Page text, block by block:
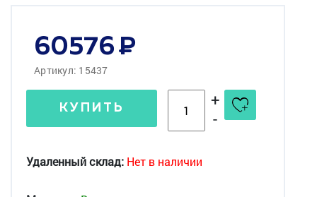
60576
Артикул: 15437
КУПИТЬ
+
-
Удаленный склад: Нет в наличии